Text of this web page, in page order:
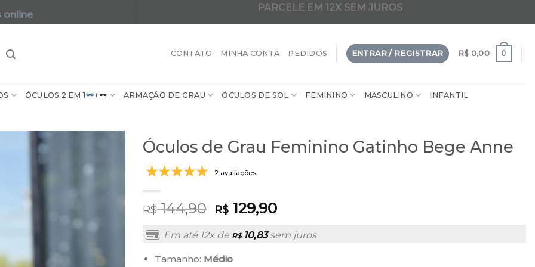
online
PARCELE EM 12X SEM JUROS
CONTATO MINHA CONTA PEDIDOS ENTRAR / REGISTRAR R$ 0,00 0
ÓCULOS 2 EM 1 + ARMAÇÃO DE GRAU ÓCULOS DE SOL FEMININO MASCULINO INFANTIL
Óculos de Grau Feminino Gatinho Bege Anne
2 avaliações
R$144,90 R$ 129,90
Em até 12x de R$10,83sem juros
Tamanho: Médio